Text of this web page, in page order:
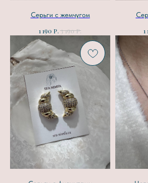
Серьги с жемчугом
1 190 р. 3 190р. 1